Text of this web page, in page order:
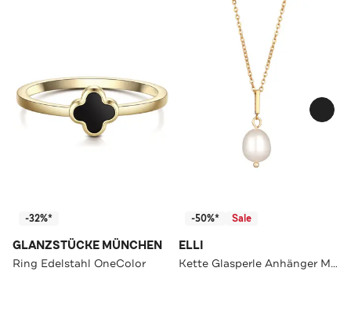
-32%*
GLANZSTÜCKE MÜNCHEN
Ring Edelstahl OneColor
-50%* Sale
ELLI
Kette Glasperle Anhänger Messing Goldfarben Gold